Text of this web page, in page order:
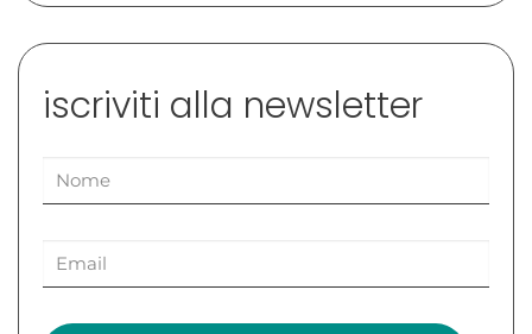
iscriviti alla newsletter